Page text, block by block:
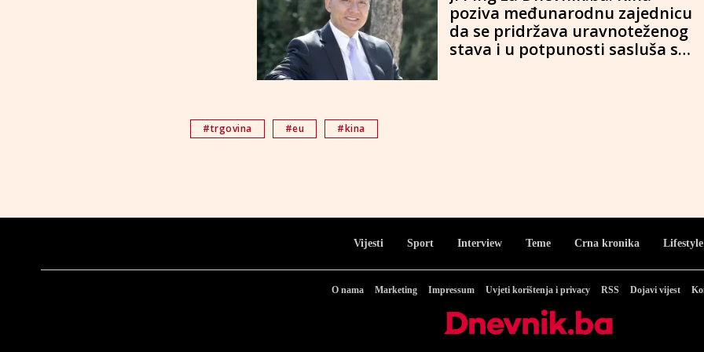
poziva međunarodnu zajednicu
da se pridržava uravnoteženog
stava i u potpunosti sasluša sve
#trgovina #eu #kina
Vijesti Sport Interview Teme Crna kronika Lifestyle
O nama Marketing Impressum Uvjeti korištenja i privacy RSS Dojavi vijest